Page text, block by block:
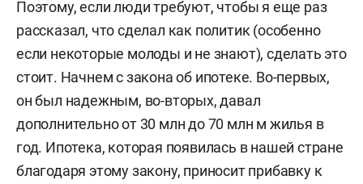
Поэтому, если люди требуют, чтобы я еще раз
рассказал, что сделал как политик (особенно
если некоторые молоды и не знают), сделать это
стоит. Начнем с закона об ипотеке. Во-первых,
он был надежным, во-вторых, давал
дополнительно от 30 млн до 70 млн м жилья в
год. Ипотека, которая появилась в нашей стране
благодаря этому закону, приносит прибавку к